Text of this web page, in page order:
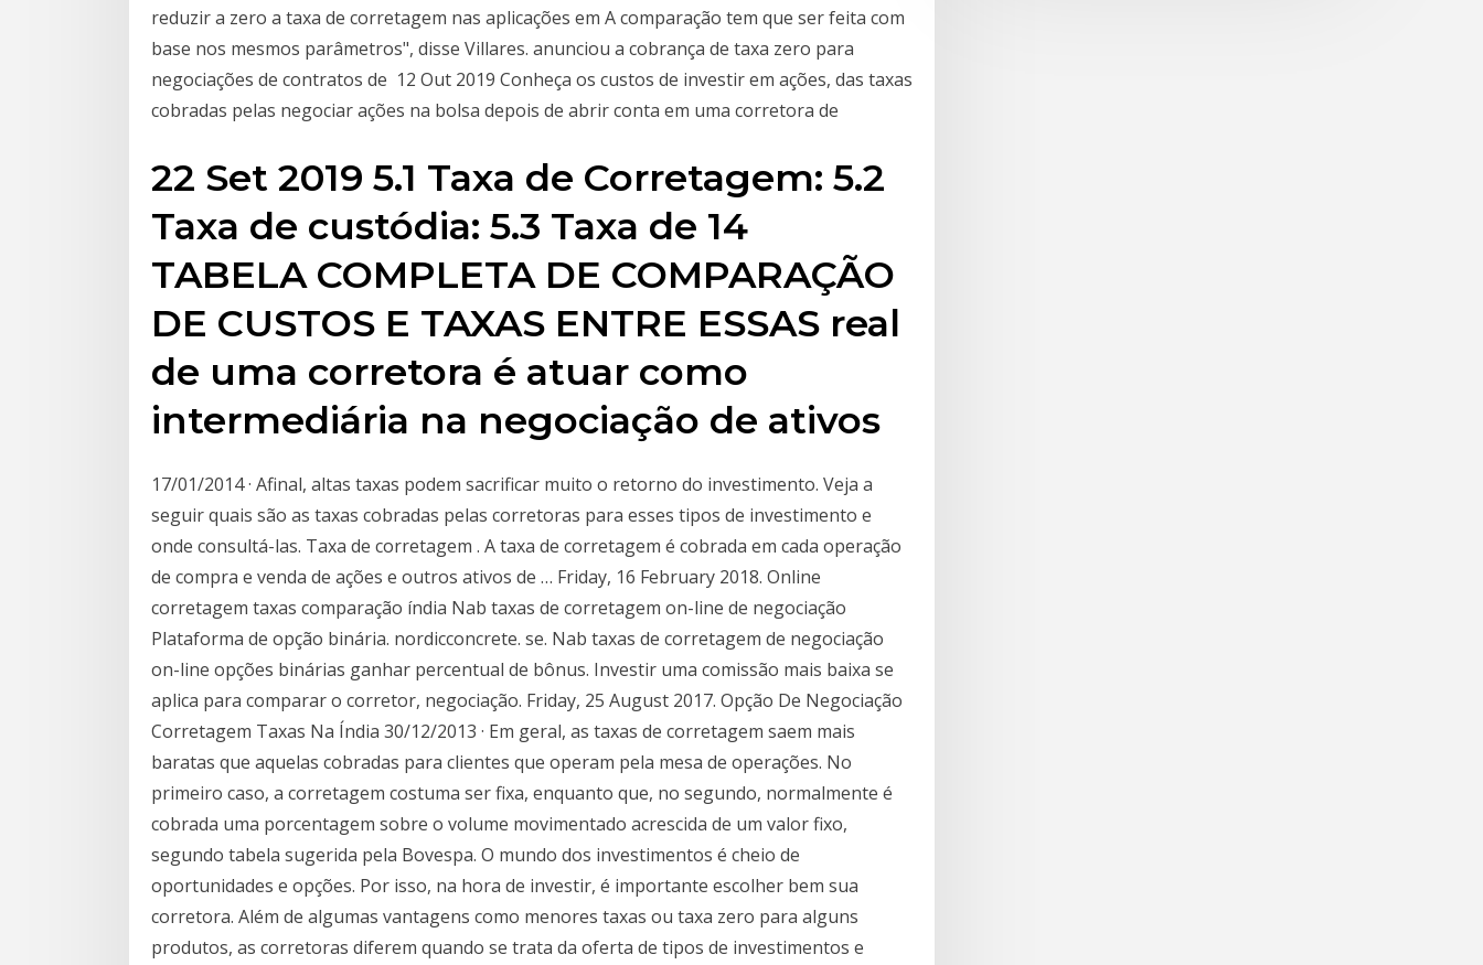
reduzir a zero a taxa de corretagem nas aplicações em A comparação tem que ser feita com
base nos mesmos parâmetros", disse Villares. anunciou a cobrança de taxa zero para
negociações de contratos de 12 Out 2019 Conheça os custos de investir em ações, das taxas
cobradas pelas negociar ações na bolsa depois de abrir conta em uma corretora de
22 Set 2019 5.1 Taxa de Corretagem: 5.2
Taxa de custódia: 5.3 Taxa de 14
TABELA COMPLETA DE COMPARAÇÃO
DE CUSTOS E TAXAS ENTRE ESSAS real
de uma corretora é atuar como
intermediária na negociação de ativos
17/01/2014 · Afinal, altas taxas podem sacrificar muito o retorno do investimento. Veja a
seguir quais são as taxas cobradas pelas corretoras para esses tipos de investimento e
onde consultá-las. Taxa de corretagem . A taxa de corretagem é cobrada em cada operação
de compra e venda de ações e outros ativos de … Friday, 16 February 2018. Online
corretagem taxas comparação índia Nab taxas de corretagem on-line de negociação
Plataforma de opção binária. nordicconcrete. se. Nab taxas de corretagem de negociação
on-line opções binárias ganhar percentual de bônus. Investir uma comissão mais baixa se
aplica para comparar o corretor, negociação. Friday, 25 August 2017. Opção De Negociação
Corretagem Taxas Na Índia 30/12/2013 · Em geral, as taxas de corretagem saem mais
baratas que aquelas cobradas para clientes que operam pela mesa de operações. No
primeiro caso, a corretagem costuma ser fixa, enquanto que, no segundo, normalmente é
cobrada uma porcentagem sobre o volume movimentado acrescida de um valor fixo,
segundo tabela sugerida pela Bovespa. O mundo dos investimentos é cheio de
oportunidades e opções. Por isso, na hora de investir, é importante escolher bem sua
corretora. Além de algumas vantagens como menores taxas ou taxa zero para alguns
produtos, as corretoras diferem quando se trata da oferta de tipos de investimentos e